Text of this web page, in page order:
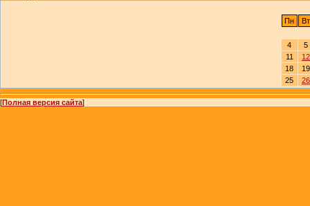
Пн Вт
4
5
11
12
18
19
25
26
[Полная версия сайта]